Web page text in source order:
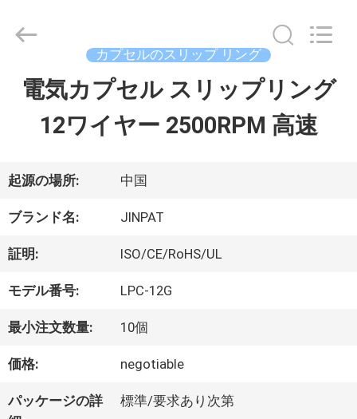
品
VR
シ
ョ
ー
私
JINPAT
Electronics
Reserved.
カプセルのスリップ リング
電気カプセル スリップリング
12ワイヤー 2500RPM 高速
起源の場所: 中国
ブランド名: JINPAT
証明: ISO/CE/RoHS/UL
モデル番号: LPC-12G
最小注文数量: 10個
価格: negotiable
パッケージの詳
標準/要求あり次第